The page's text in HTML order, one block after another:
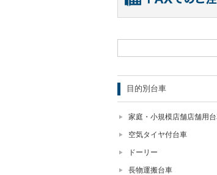
目的別台車
家庭・小規模店舗店舗用
空気タイヤ付台車
ドーリー
長物運搬台車